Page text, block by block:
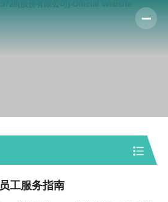
员工服务指南